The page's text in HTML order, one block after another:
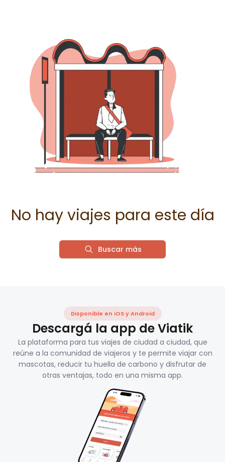
No hay viajes para este día
Buscar más
Disponible en iOS y Android
Descargá la app de Viatik
La plataforma para tus viajes de ciudad a ciudad, que
reúne a la comunidad de viajeros y te permite viajar con
mascotas, reducir tu huella de carbono y disfrutar de
otras ventajas, todo en una misma app.